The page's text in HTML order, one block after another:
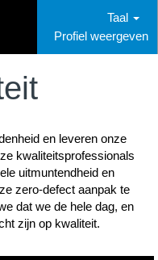
Taal
Profiel weergeven
en leveren onze
kwaliteitsprofessionals
uitmuntendheid en
zero-defect aanpak te
dat we de hele dag, en
zijn op kwaliteit.